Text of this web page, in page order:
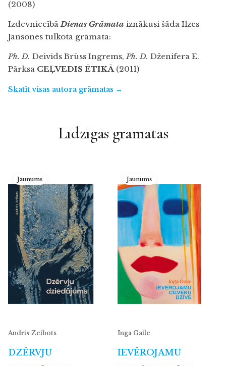
(2008)
IzdevniecībāDienas Grāmata iznākusi šāda Ilzes
Jansones tulkota grāmata:
Ph. D. Deivids Brūss Ingrems,Ph. D. Dženifera E.
Pārksa CEĻVEDIS ĒTIKĀ(2011)
Skatīt visas autora grāmatas →
Līdzīgās grāmatas
Jaunums
Andris Zeibots
DZĒRVJU
Jaunums
Inga Gaile
IEVĒROJAMU